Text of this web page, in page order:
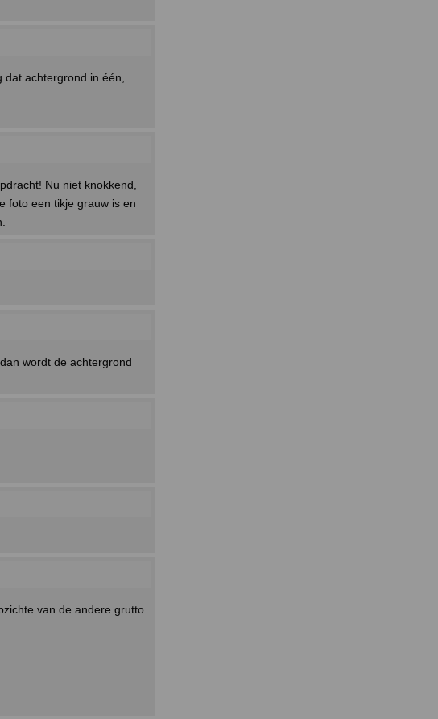
dat achtergrond in één,
Nu niet knokkend,
foto een tikje grauw is en
wordt de achtergrond
van de andere grutto